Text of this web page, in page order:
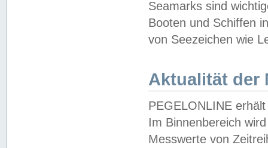
Seamarks sind
Booten und Schiffen
von Seezeichen wie
Aktualität der
PEGELONLINE
Im Binnenbereich
Messwerte von